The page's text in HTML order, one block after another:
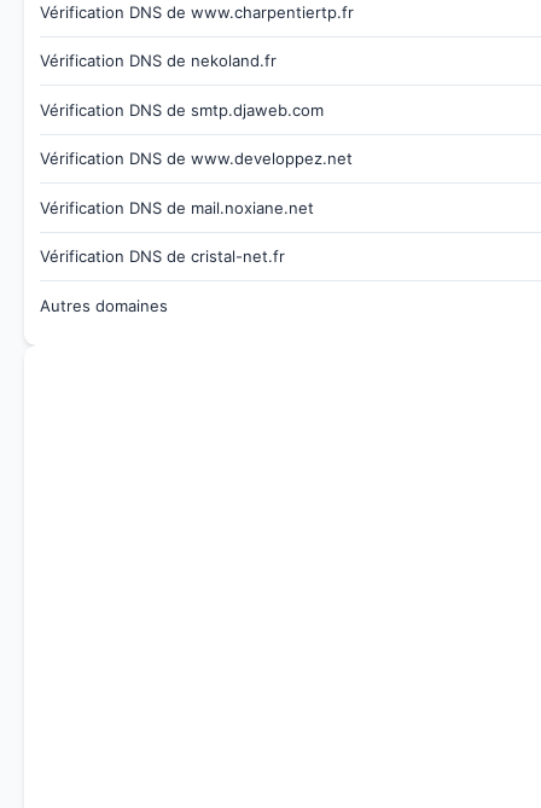
Vérification DNS de www.charpentiertp.fr
Vérification DNS de nekoland.fr
Vérification DNS de smtp.djaweb.com
Vérification DNS de www.developpez.net
Vérification DNS de mail.noxiane.net
Vérification DNS de cristal-net.fr
Autres domaines